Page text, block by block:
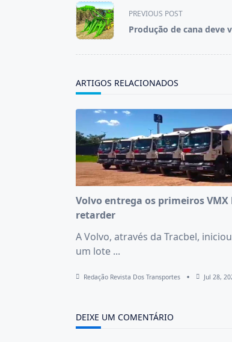
<span
class="nav-
subtitle
screen-
text">Page</span>
PREVIOUS POST
Produção de cana deve
ARTIGOS RELACIONADOS
Volvo entrega os primeiros VMX
retarder
A Volvo, através da Tracbel,
um lote ...
Redação Revista Dos Transportes Jul 28,
DEIXE UM COMENTÁRIO